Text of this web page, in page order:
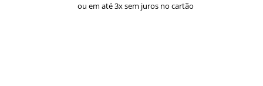
ou em até 3x sem juros no cartão